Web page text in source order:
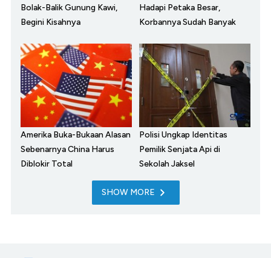
Bolak-Balik Gunung Kawi,
Begini Kisahnya
Hadapi Petaka Besar,
Korbannya Sudah Banyak
Amerika Buka-Bukaan Alasan
Sebenarnya China Harus
Diblokir Total
Polisi Ungkap Identitas
Pemilik Senjata Api di
Sekolah Jaksel
SHOW MORE